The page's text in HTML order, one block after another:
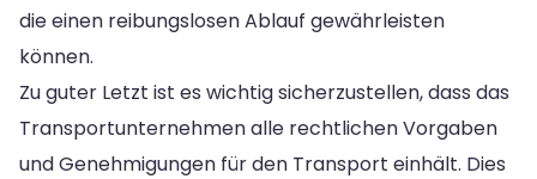
die einen reibungslosen Ablauf gewährleisten
können.
Zu guter Letzt ist es wichtig sicherzustellen, dass das
Transportunternehmen alle rechtlichen Vorgaben
und Genehmigungen für den Transport einhält. Dies